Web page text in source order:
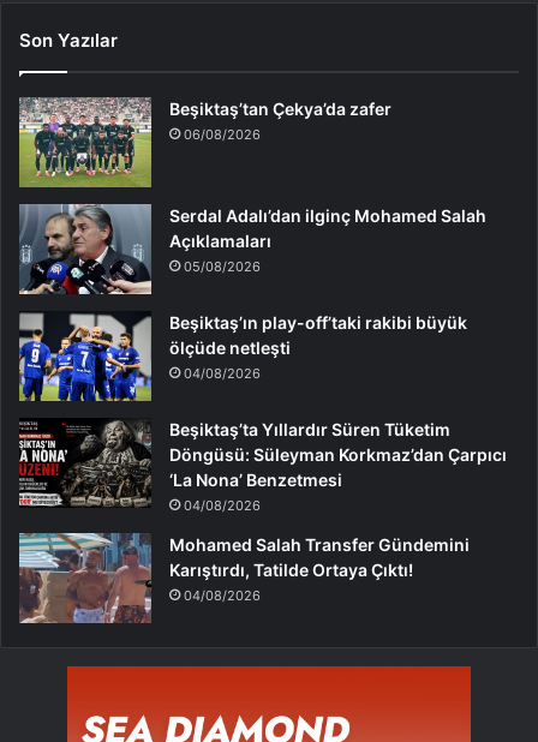
Son Yazılar
Beşiktaş’tan Çekya’da zafer
06/08/2026
Serdal Adalı’dan ilginç Mohamed Salah
Açıklamaları
05/08/2026
Beşiktaş’ın play-off’taki rakibi büyük
ölçüde netleşti
04/08/2026
Beşiktaş’ta Yıllardır Süren Tüketim
Döngüsü: Süleyman Korkmaz’dan Çarpıcı
‘La Nona’ Benzetmesi
04/08/2026
Mohamed Salah Transfer Gündemini
Karıştırdı, Tatilde Ortaya Çıktı!
04/08/2026